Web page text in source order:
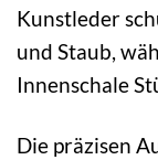
Kunstleder
und Staub,
Innenschale
Die präzisen